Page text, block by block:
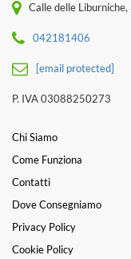
Calle delle
042181406
[email protected]
P. IVA 03088250273
Chi Siamo
Come Funziona
Contatti
Dove Consegniamo
Privacy Policy
Cookie Policy